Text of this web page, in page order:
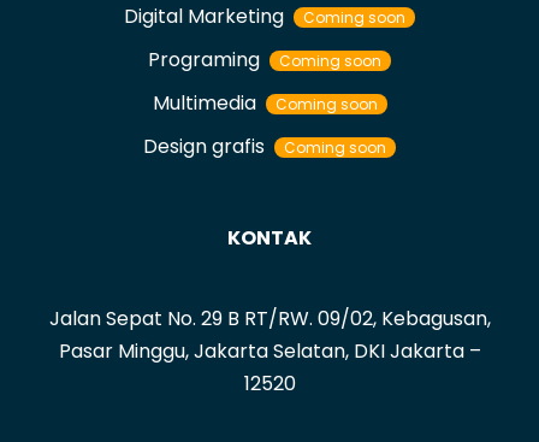
Digital Marketing
Coming soon
Programing Coming soon
Multimedia Coming soon
Design grafis Coming soon
KONTAK
Jalan Sepat No. 29 B RT/RW. 09/02, Kebagusan,
Pasar Minggu, Jakarta Selatan, DKI Jakarta –
12520